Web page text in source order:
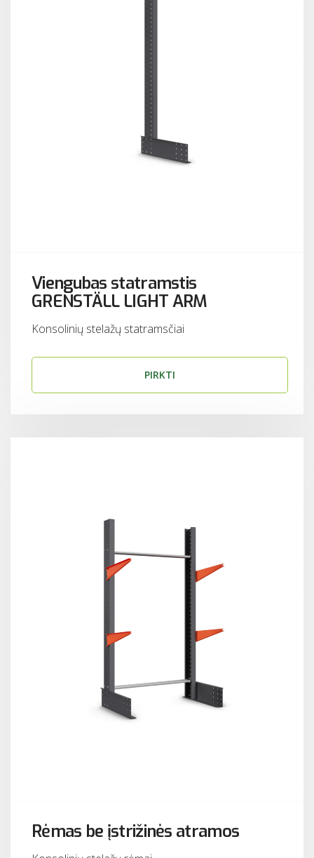
Viengubas statramstis
GRENSTÄLL LIGHT ARM
Konsolinių stelažų statramsčiai
PIRKTI
Rėmas be įstrižinės atramos